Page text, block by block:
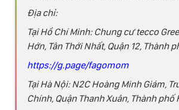
Địa chỉ:
Tại Hồ Chí Minh: Chung cư tecco
Hớn, Tân Thới Nhất, Quận 12, Thành
https://g.page/fagomom
Tại Hà Nội: N2C Hoàng Minh Giám,
Chính, Quận Thanh Xuân, Thành phố